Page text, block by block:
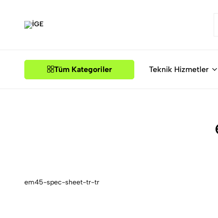
Tüm Kategoriler Teknik Hizmetler
em45-spec-sheet-tr-tr